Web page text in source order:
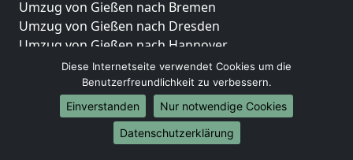
Umzug von Gießen nach Bremen
Umzug von Gießen nach Dresden
Umzug von Gießen nach Hannover
Umzug von Gießen nach Nürnberg
Umzug von Gießen nach Duisburg
Umzug von Gießen nach Bochum
Umzug von Gießen nach Wuppertal
Umzug von Gießen nach Bielefeld
Diese Internetseite verwendet Cookies um die
Benutzerfreundlichkeit zu verbessern.
Einverstanden
Nur notwendige Cookies
Datenschutzerklärung